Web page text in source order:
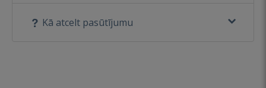
Kā atcelt pasūtījumu